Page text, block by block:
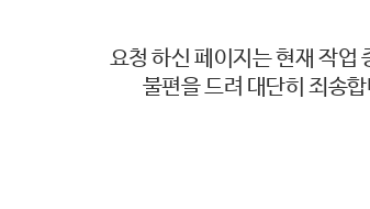
요청 하신 페이지는 현재 작업
불편을 드려 대단히 죄송